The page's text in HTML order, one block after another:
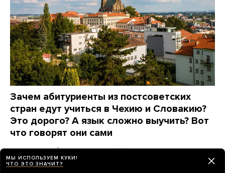
Зачем абитуриенты из постсоветских
стран едут учиться в Чехию и Словакию?
Это дорого? А язык сложно выучить? Вот
что говорят они сами
ПАРТНЕРСКИЙ МАТЕРИАЛ 8 дней назад
МЫ ИСПОЛЬЗУЕМ КУКИ!
ЧТО ЭТО ЗНАЧИТ?